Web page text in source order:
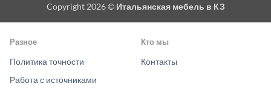
Delivery
Copyright 2026 © Итальянская мебель в КЗ
Разное
Политика точности
Работа с источниками
Кто мы
Контакты